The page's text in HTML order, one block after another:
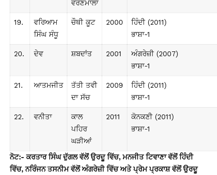
ਵਰਣਮਾਲਾ
19.
ਵਰਿਆਮ
ਸਿੰਘ ਸੰਧੂ
ਚੌਥੀ ਕੂਟ 2000
ਹਿੰਦੀ (2011)
ਭਾਸ਼ਾ-1
20. ਦੇਵ ਸ਼ਬਦਾਂਤ 2001
ਅੰਗਰੇਜ਼ੀ (2007)
ਭਾਸ਼ਾ-1
21. ਆਤਮਜੀਤ
ਤੱਤੀ ਤਵੀ
ਦਾ ਸੱਚ
2009
ਹਿੰਦੀ (2011)
ਭਾਸ਼ਾ-1
22. ਵਨੀਤਾ
ਕਾਲ
ਪਹਿਰ
ਘੜੀਆਂ
2011
ਕੋਨਕਣੀ (2011)
ਭਾਸ਼ਾ-1
ਨੋਟ:- ਕਰਤਾਰ ਸਿੰਘ ਦੁੱਗਲ ਵੱਲੋਂ ਉਰਦੂ ਵਿੱਚ, ਮਨਜੀਤ ਟਿਵਾਣਾ ਵੱਲੋਂ ਹਿੰਦੀ
ਵਿੱਚ, ਨਰਿੰਜਨ ਤਸਨੀਮ ਵੱਲੋਂ ਅੰਗਰੇਜ਼ੀ ਵਿੱਚ ਅਤੇ ਪ੍ਰੇਮ ਪ੍ਰਕਾਸ਼ ਵੱਲੋਂ ਉਰਦੂ